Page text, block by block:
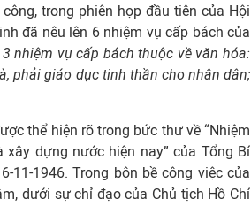
trong phiên họp đầu tiên của Hội
đã nêu lên 6 nhiệm vụ cấp bách của
nhiệm vụ cấp bách thuộc về văn hóa:
phải giáo dục tinh thần cho nhân dân;
thể hiện rõ trong bức thư về “Nhiệm
dựng nước hiện nay” của Tổng Bí
11-1946. Trong bộn bề công việc của
dưới sự chỉ đạo của Chủ tịch Hồ Chí